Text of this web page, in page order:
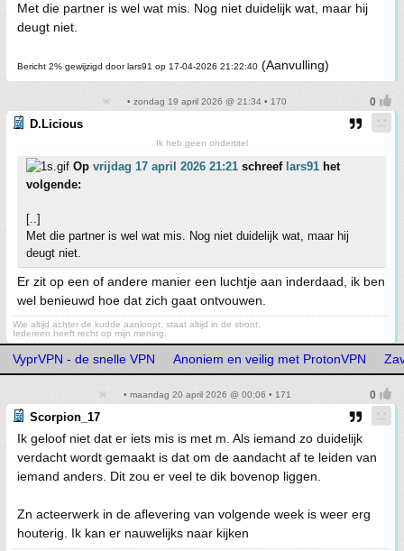
Met die partner is wel wat mis. Nog niet duidelijk wat, maar hij
deugt niet.
Bericht 2% gewijzigd door lars91 op 17-04-2026 21:22:40 (Aanvulling)
• zondag 19 april 2026 @ 21:34 • 170
D.Licious
Ik heb geen ondertitel
Op vrijdag 17 april 2026 21:21 schreef lars91 het
volgende:
[..]
Met die partner is wel wat mis. Nog niet duidelijk wat, maar hij
deugt niet.
Er zit op een of andere manier een luchtje aan inderdaad, ik ben
wel benieuwd hoe dat zich gaat ontvouwen.
Wie altijd achter de kudde aanloopt, staat altijd in de stront.
Iedereen heeft recht op mijn mening.
VyprVPN - de snelle VPN Anoniem en veilig met ProtonVPN
• maandag 20 april 2026 @ 00:06 • 171
Scorpion_17
Ik geloof niet dat er iets mis is met m. Als iemand zo duidelijk
verdacht wordt gemaakt is dat om de aandacht af te leiden van
iemand anders. Dit zou er veel te dik bovenop liggen.
Zn acteerwerk in de aflevering van volgende week is weer erg
houterig. Ik kan er nauwelijks naar kijken